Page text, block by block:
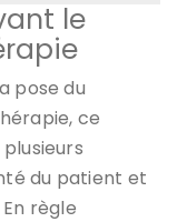
le
pose du
ce
du patient et
règle